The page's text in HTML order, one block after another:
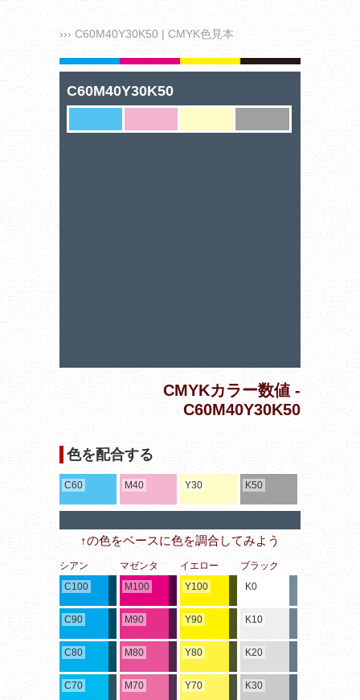
››› C60M40Y30K50 | CMYK色見本
C60M40Y30K50
CMYKカラー数値 -
C60M40Y30K50
色を配合する
C60 M40 Y30 K50
↑の色をベースに色を調合してみよう
シアン
C100
C90
C80
C70
マゼンタ
M100
M90
M80
M70
イエロー
Y100
Y90
Y80
Y70
ブラック
K0
K10
K20
K30